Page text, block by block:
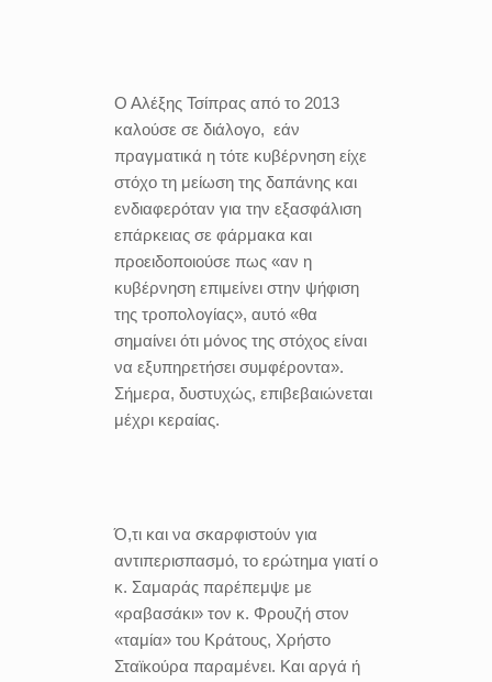
Ο Αλέξης Τσίπρας από το 2013
καλούσε σε διάλογο, εάν
πραγματικά η τότε κυβέρνηση είχε
στόχο τη μείωση της δαπάνης και
ενδιαφερόταν για την εξασφάλιση
επάρκειας σε φάρμακα και
προειδοποιούσε πως «αν η
κυβέρνηση επιμείνει στην ψήφιση
της τροπολογίας», αυτό «θα
σημαίνει ότι μόνος της στόχος είναι
να εξυπηρετήσει συμφέροντα».
Σήμερα, δυστυχώς, επιβεβαιώνεται
μέχρι κεραίας.
Ό,τι και να σκαρφιστούν για
αντιπερισπασμό, το ερώτημα γιατί ο
κ. Σαμαράς παρέπεμψε με
«ραβασάκι» τον κ. Φρουζή στον
«ταμία» του Κράτους, Χρήστο
Σταϊκούρα παραμένει. Και αργά ή